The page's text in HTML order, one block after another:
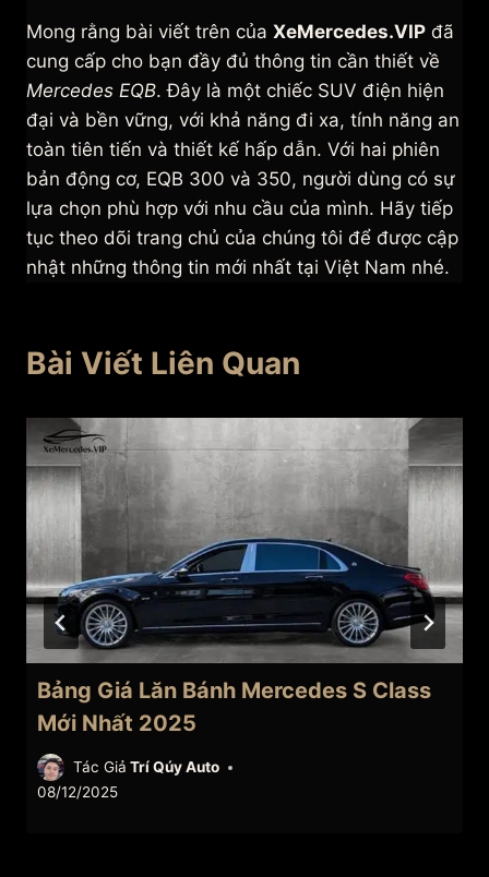
Mong rằng bài viết trên của XeMercedes.VIP đã
cung cấp cho bạn đầy đủ thông tin cần thiết về
Mercedes EQB. Đây là một chiếc SUV điện hiện
đại và bền vững, với khả năng đi xa, tính năng an
toàn tiên tiến và thiết kế hấp dẫn. Với hai phiên
bản động cơ, EQB 300 và 350, người dùng có sự
lựa chọn phù hợp với nhu cầu của mình. Hãy tiếp
tục theo dõi trang chủ của chúng tôi để được cập
nhật những thông tin mới nhất tại Việt Nam nhé.
Bài Viết Liên Quan
Bảng Giá Lăn Bánh Mercedes S Class
Mới Nhất 2025
Tác Giả Trí Qúy Auto
08/12/2025